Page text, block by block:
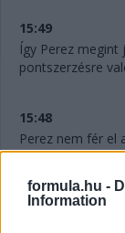
formula.hu -
Information
15:49
Így Perez megint
pontszerzésre
15:48
Perez nem fér el
panaszkodik a
féktesztelte őt